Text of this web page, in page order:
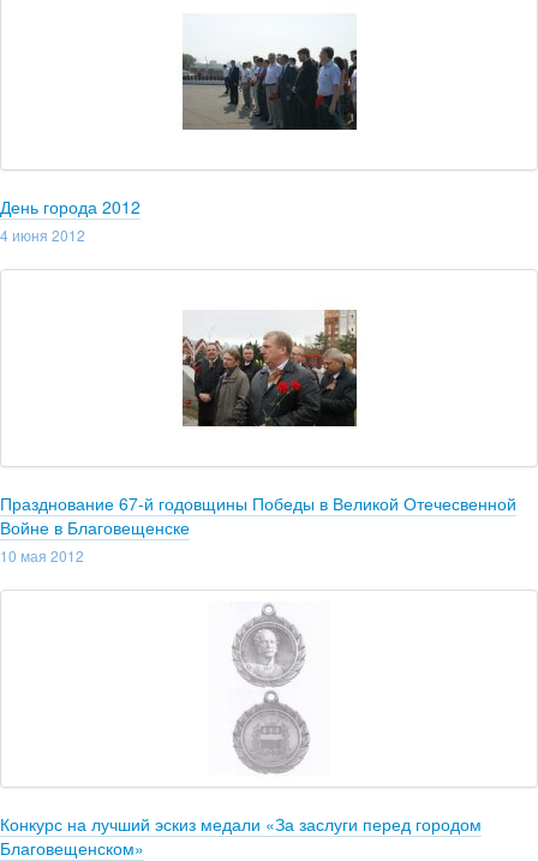
День города 2012
4 июня 2012
Празднование 67-й годовщины Победы в Великой Отечесвенной
Войне в Благовещенске
10 мая 2012
Конкурс на лучший эскиз медали «За заслуги перед городом
Благовещенском»